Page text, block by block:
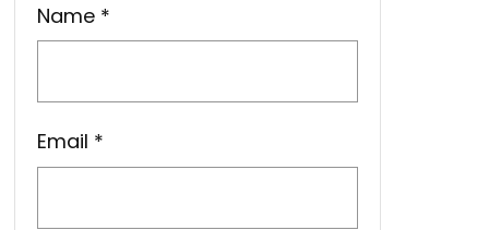
Name *
Email *